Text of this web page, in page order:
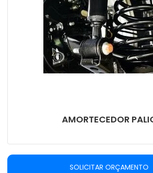
AMORTECEDOR
SOLICITAR ORÇAMENTO